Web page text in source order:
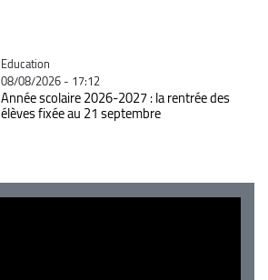
Catégorie
Education
08/08/2026 - 17:12
Année scolaire 2026-2027 : la rentrée des
élèves fixée au 21 septembre